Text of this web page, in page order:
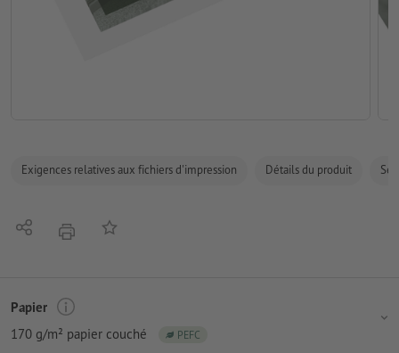
Exigences relatives aux fichiers d'impression Détails du produit
PartagerimprimerAjouter à liste d'article
Papier
170 g/m² papier couché
PEFC